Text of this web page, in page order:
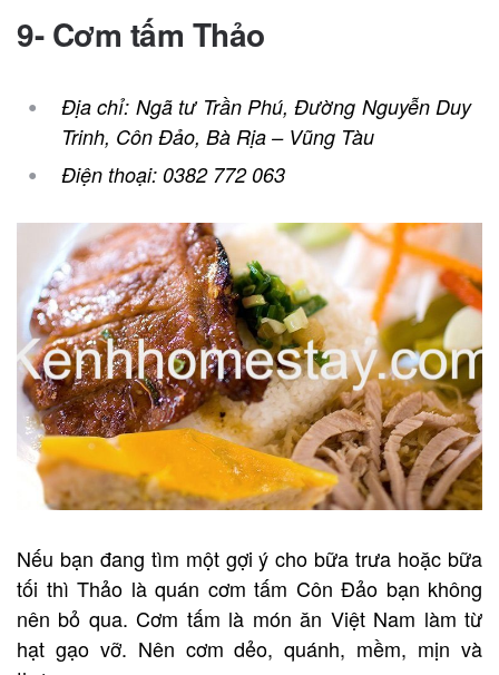
9- Cơm tấm Thảo
Địa chỉ: Ngã tư Trần Phú, Đường Nguyễn Duy
Trinh, Côn Đảo, Bà Rịa – Vũng Tàu
Điện thoại: 0382 772 063
Nếu bạn đang tìm một gợi ý cho bữa trưa hoặc bữa
tối thì Thảo là quán cơm tấm Côn Đảo bạn không
nên bỏ qua. Cơm tấm là món ăn Việt Nam làm từ
hạt gạo vỡ. Nên cơm dẻo, quánh, mềm, mịn và